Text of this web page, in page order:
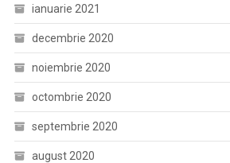
ianuarie 2021
decembrie 2020
noiembrie 2020
octombrie 2020
septembrie 2020
august 2020